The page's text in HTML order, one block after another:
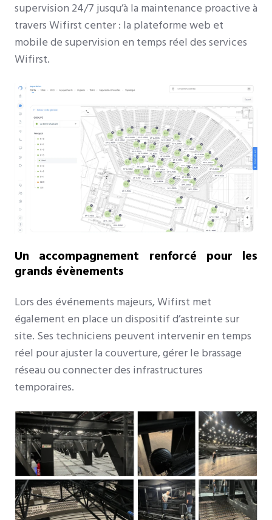
supervision 24/7 jusqu’à la maintenance proactive à
travers Wifirst center : la plateforme web et
mobile de supervision en temps réel des services
Wifirst.
Un accompagnement renforcé pour les
grands évènements
Lors des événements majeurs, Wifirst met
également en place un dispositif d’astreinte sur
site. Ses techniciens peuvent intervenir en temps
réel pour ajuster la couverture, gérer le brassage
réseau ou connecter des infrastructures
temporaires.